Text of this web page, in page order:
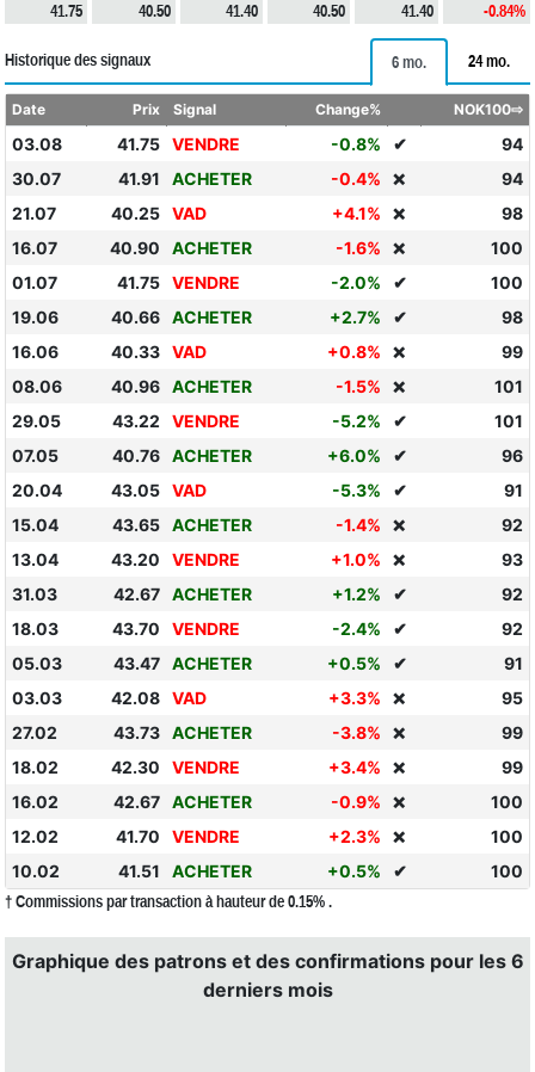
41.75 40.50 41.40 40.50 41.40 -0.84%
Historique des signaux 6 mo. 24 mo.
Date Prix Signal Change% NOK100⇨
03.08 41.75 VENDRE -0.8% ✔
94
30.07
41.91 ACHETER -0.4% ❌
94
21.07
40.25 VAD +4.1% ❌
98
16.07
40.90 ACHETER -1.6% ❌
100
01.07
41.75 VENDRE -2.0% ✔
100
19.06
40.66 ACHETER +2.7% ✔
98
16.06
40.33 VAD +0.8% ❌
99
08.06
40.96 ACHETER -1.5% ❌
101
29.05
43.22 VENDRE -5.2% ✔
101
07.05
40.76 ACHETER +6.0% ✔
96
20.04
43.05 VAD -5.3% ✔
91
15.04
43.65 ACHETER -1.4% ❌
92
13.04
43.20 VENDRE +1.0% ❌
93
31.03
42.67 ACHETER +1.2% ✔
92
18.03
43.70 VENDRE -2.4% ✔
92
05.03
43.47 ACHETER +0.5% ✔
91
03.03
42.08 VAD +3.3% ❌
95
27.02
43.73 ACHETER -3.8% ❌
99
18.02
42.30 VENDRE +3.4% ❌
99
16.02
42.67 ACHETER -0.9% ❌
100
12.02
41.70 VENDRE +2.3% ❌
100
10.02
41.51 ACHETER +0.5% ✔ 100
† Commissions par transaction à hauteur de 0.15% .
Graphique des patrons et des confirmations pour les 6
derniers mois